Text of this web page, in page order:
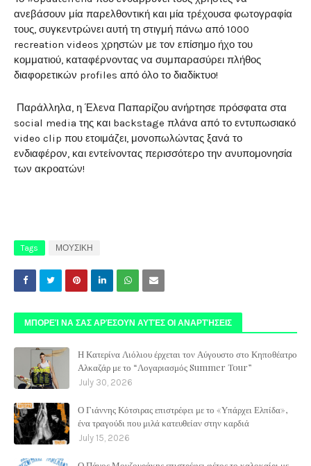
ανεβάσουν μία παρελθοντική και μία τρέχουσα φωτογραφία
τους, συγκεντρώνει αυτή τη στιγμή πάνω από 1000
recreation videos χρηστών με τον επίσημο ήχο του
κομματιού, καταφέρνοντας να συμπαρασύρει πλήθος
διαφορετικών profiles από όλο το διαδίκτυο!
Παράλληλα, η Έλενα Παπαρίζου ανήρτησε πρόσφατα στα
social media της και backstage πλάνα από το εντυπωσιακό
video clip που ετοιμάζει, μονοπωλώντας ξανά το
ενδιαφέρον, και εντείνοντας περισσότερο την ανυπομονησία
των ακροατών!
Tags ΜΟΥΣΙΚΗ
ΜΠΟΡΕΊ ΝΑ ΣΑΣ ΑΡΈΣΟΥΝ ΑΥΤΈΣ ΟΙ ΑΝΑΡΤΉΣΕΙΣ
Η Κατερίνα Λιόλιου έρχεται τον Αύγουστο στο Κηποθέατρο
Αλκαζάρ με το “Λογαριασμός Summer Tour”
July 30, 2026
Ο Γιάννης Κότσιρας επιστρέφει με το «Υπάρχει Ελπίδα»,
ένα τραγούδι που μιλά κατευθείαν στην καρδιά
July 15, 2026